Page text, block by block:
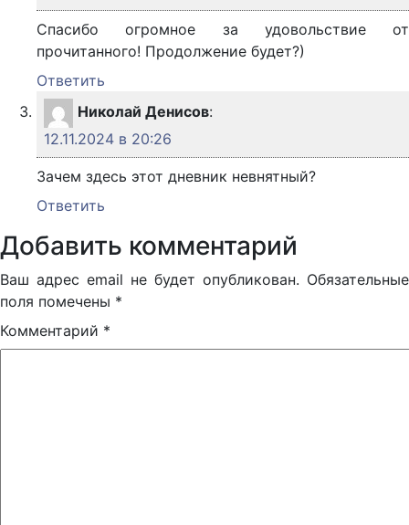
Спасибо огромное за удовольствие от
прочитанного! Продолжение будет?)
Ответить
Николай Денисов:
12.11.2024 в 20:26
Зачем здесь этот дневник невнятный?
Ответить
Добавить комментарий
Ваш адрес email не будет опубликован. Обязательные
поля помечены *
Комментарий *